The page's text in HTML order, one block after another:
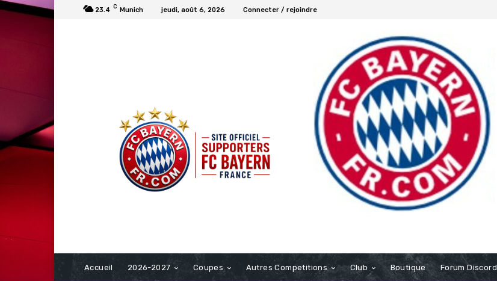
23.4 C Munich jeudi, août 6, 2026 Connecter / rejoindre
Accueil 2026-2027 Coupes Autres Competitions Club Boutique Forum Discord